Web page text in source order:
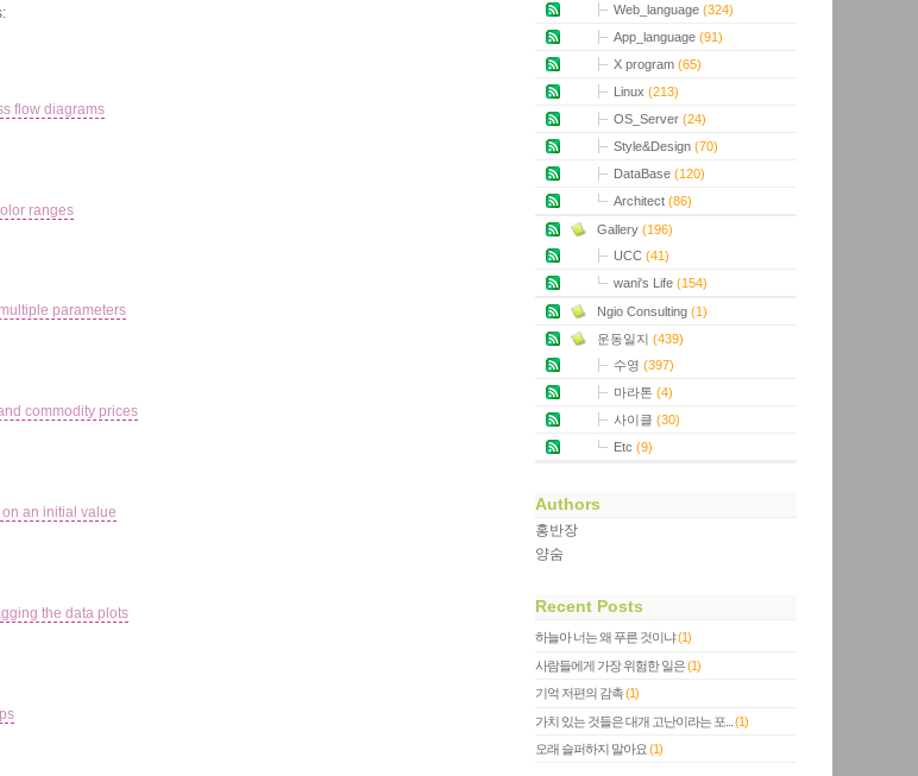
flow diagrams
ranges
parameters
commodity prices
an initial value
the data plots
Web_language (324)
App_language (91)
X program (65)
Linux (213)
OS_Server (24)
Style&Design (70)
DataBase (120)
Architect (86)
Gallery (196)
UCC (41)
wani's Life (154)
Ngio Consulting (1)
운동일지 (439)
수영 (397)
마라톤 (4)
사이클 (30)
Etc (9)
Authors
홍반장
양숨
Recent Posts
하늘아 너는 왜 푸른 것이냐(1)
사람들에게 가장 위험한 일은(1)
기억 저편의 감촉(1)
가치 있는 것들은 대개 고난이라는 포... (1)
오래 슬퍼하지 말아요(1)